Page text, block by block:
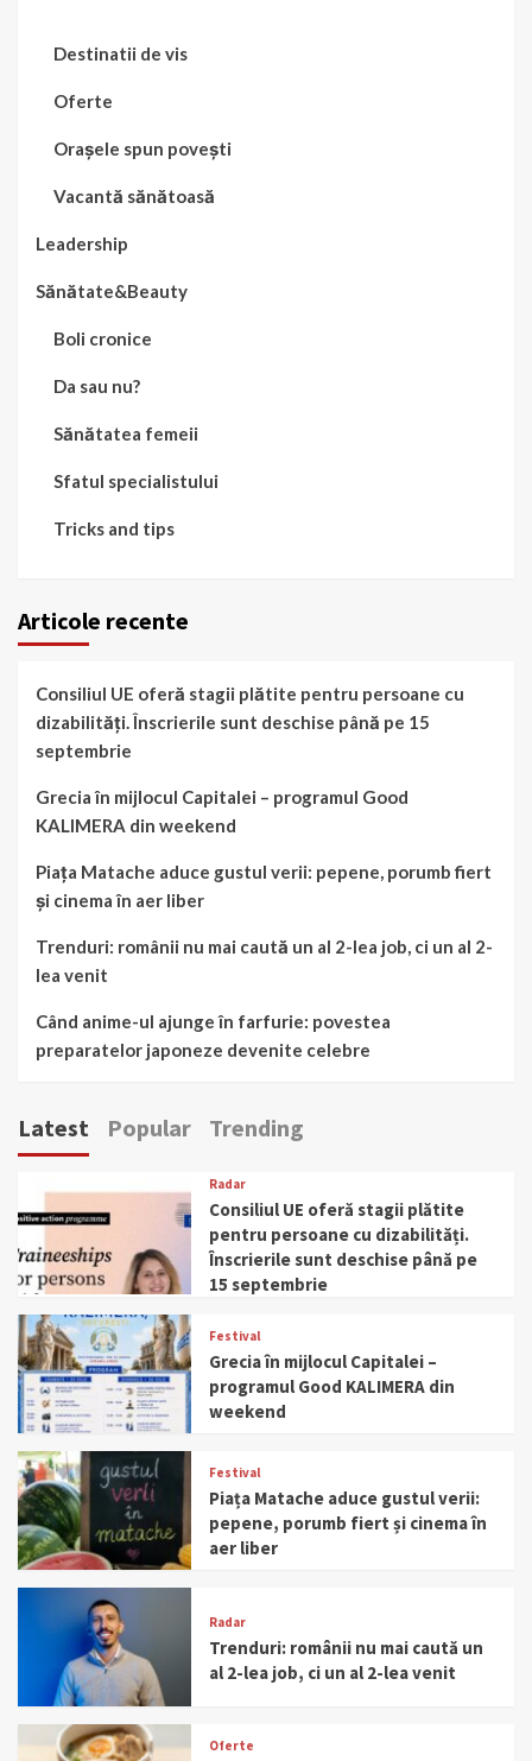
Destinatii de vis
Oferte
Orașele spun povești
Vacantă sănătoasă
Leadership
Sănătate&Beauty
Boli cronice
Da sau nu?
Sănătatea femeii
Sfatul specialistului
Tricks and tips
Articole recente
Consiliul UE oferă stagii plătite pentru persoane cu
dizabilități. Înscrierile sunt deschise până pe 15
septembrie
Grecia în mijlocul Capitalei – programul Good
KALIMERA din weekend
Piața Matache aduce gustul verii: pepene, porumb fiert
și cinema în aer liber
Trenduri: românii nu mai caută un al 2-lea job, ci un al 2-
lea venit
Când anime-ul ajunge în farfurie: povestea
preparatelor japoneze devenite celebre
Latest Popular Trending
Radar
Consiliul UE oferă stagii plătite
pentru persoane cu dizabilități.
Înscrierile sunt deschise până pe
15 septembrie
Festival
Grecia în mijlocul Capitalei –
programul Good KALIMERA din
weekend
Festival
Piața Matache aduce gustul verii:
pepene, porumb fiert și cinema în
aer liber
Radar
Trenduri: românii nu mai caută un
al 2-lea job, ci un al 2-lea venit
Oferte